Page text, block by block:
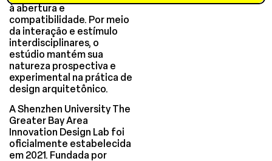
à abertura e
compatibilidade. Por meio
da interação e estímulo
interdisciplinares, o
estúdio mantém sua
natureza prospectiva e
experimental na prática de
design arquitetônico.
A Shenzhen University The
Greater Bay Area
Innovation Design Lab foi
oficialmente estabelecida
em 2021. Fundada por